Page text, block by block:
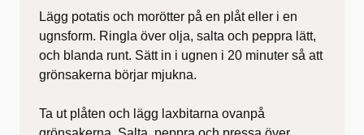
Lägg potatis och morötter på en plåt eller i en
ugnsform. Ringla över olja, salta och peppra lätt,
och blanda runt. Sätt in i ugnen i 20 minuter så att
grönsakerna börjar mjukna.
Ta ut plåten och lägg laxbitarna ovanpå